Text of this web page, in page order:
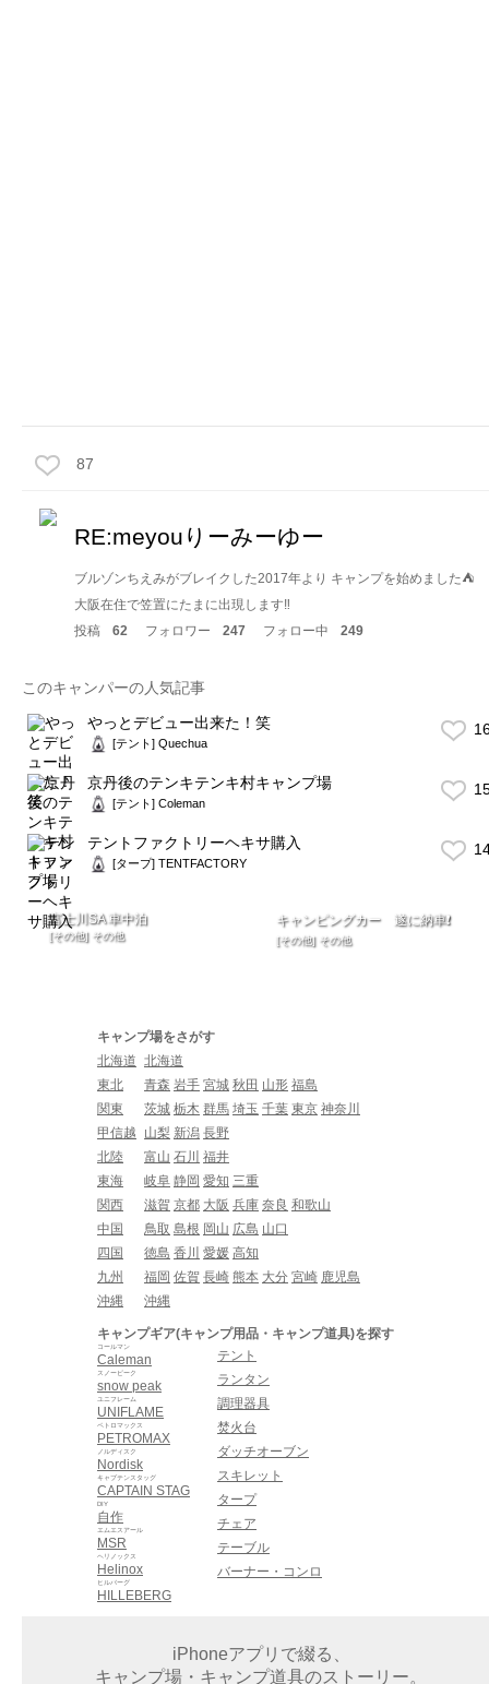
87
RE:meyouりーみーゆー
ブルゾンちえみがブレイクした2017年より キャンプを始めました⛺️
大阪在住で笠置にたまに出現します‼️
投稿
62 フォロワー 247 フォロー中 249
このキャンパーの人気記事
やっとデビュー出来た！笑
[テント] Quechua
京丹後のテンキテンキ村キャンプ場
[テント] Coleman
テントファクトリーヘキサ購入
[タープ] TENTFACTORY
富士川SA 車中泊
[その他] その他
キャンピングカー 遂に納車❗️
[その他] その他
キャンプ場をさがす
北海道 北海道
東北
青森 岩手 宮城 秋田 山形 福島
関東
茨城 栃木 群馬 埼玉 千葉 東京 神奈川
甲信越
山梨 新潟 長野
北陸
富山 石川 福井
東海
岐阜 静岡 愛知 三重
関西
滋賀 京都 大阪 兵庫 奈良 和歌山
中国
鳥取 島根 岡山 広島 山口
四国
徳島 香川 愛媛 高知
九州
福岡 佐賀 長崎 熊本 大分 宮崎 鹿児島
沖縄
沖縄
キャンプギア(キャンプ用品・キャンプ道具)を探す
Caleman
コールマン
snow peak
スノーピーク
UNIFLAME
ユニフレーム
PETROMAX
ペトロマックス
Nordisk
ノルディスク
CAPTAIN STAG
キャプテンスタッグ
自作
DIY
MSR
エムエスアール
Helinox
ヘリノックス
HILLEBERG
ヒルバーグ
テント
ランタン
調理器具
焚火台
ダッチオーブン
スキレット
タープ
チェア
テーブル
バーナー・コンロ
iPhoneアプリで綴る、
キャンプ場・キャンプ道具のストーリー。